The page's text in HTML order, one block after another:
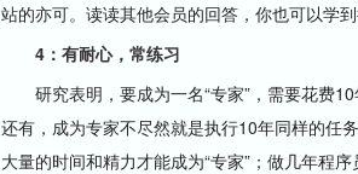
站的亦可。读读其他会员的回答，你也可以学到
4：有耐心，常练习
研究表明，要成为一名“专家”，需要花费10
还有，成为专家不尽然就是执行10年同样的任
大量的时间和精力才能成为“专家”；做几年程